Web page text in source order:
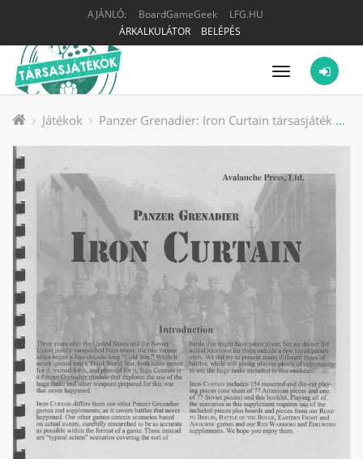
AJÁNLÓ: BoardGameGeek
LFG.HU
ÁRKALKULÁTOR
BELÉPÉS
Menü
Játékok Panzer Grenadier: Iron Curtain társasjáték kiegészítő